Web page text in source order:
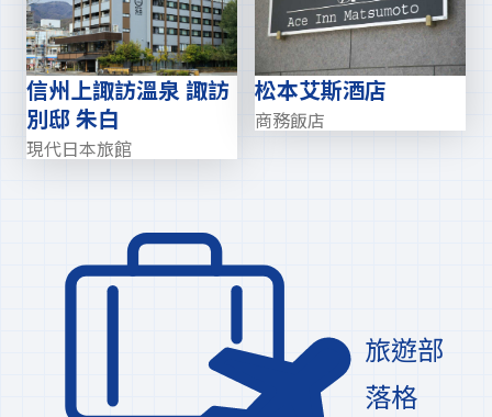
信州上諏訪溫泉 諏訪
別邸 朱白
現代日本旅館
松本艾斯酒店
商務飯店
旅遊部
落格